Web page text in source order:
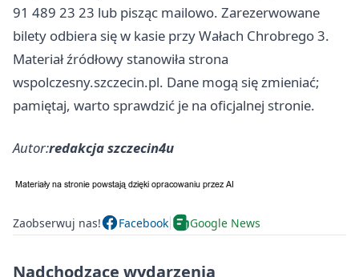
91 489 23 23 lub pisząc mailowo. Zarezerwowane
bilety odbiera się w kasie przy Wałach Chrobrego 3.
Materiał źródłowy stanowiła strona
wspolczesny.szczecin.pl. Dane mogą się zmieniać;
pamiętaj, warto sprawdzić je na oficjalnej stronie.
Autor:redakcja szczecin4u
Zaobserwuj nas! Facebook Google News
Nadchodzące wydarzenia